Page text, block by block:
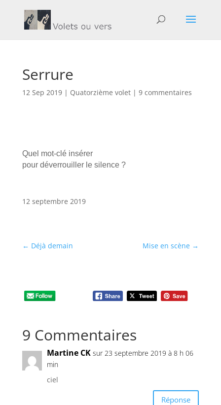
Serrure
12 Sep 2019| Quatorzième volet| 9 commentaires
Quel mot-clé insérer
pour déverrouiller le silence ?
12 septembre 2019
← Déjà demain Mise en scène →
9 Commentaires
Martine CK sur 23 septembre 2019 à 8 h 06
min
ciel
Réponse